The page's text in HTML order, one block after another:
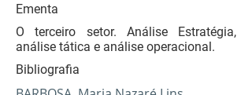
Ementa
O terceiro setor. Análise Estratégia,
análise tática e análise operacional.
Bibliografia